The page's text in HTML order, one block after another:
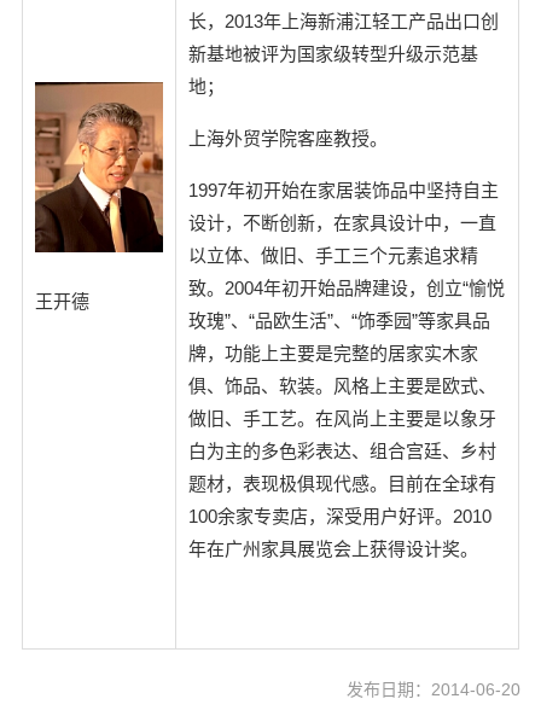
王开德
长，2013年上海新浦江轻工产品出口创
新基地被评为国家级转型升级示范基
地；
上海外贸学院客座教授。
1997年初开始在家居装饰品中坚持自主
设计，不断创新，在家具设计中，一直
以立体、做旧、手工三个元素追求精
致。2004年初开始品牌建设，创立“愉悦
玫瑰”、“品欧生活”、“饰季园”等家具品
牌，功能上主要是完整的居家实木家
俱、饰品、软装。风格上主要是欧式、
做旧、手工艺。在风尚上主要是以象牙
白为主的多色彩表达、组合宫廷、乡村
题材，表现极俱现代感。目前在全球有
100余家专卖店，深受用户好评。2010
年在广州家具展览会上获得设计奖。
发布日期：2014-06-20